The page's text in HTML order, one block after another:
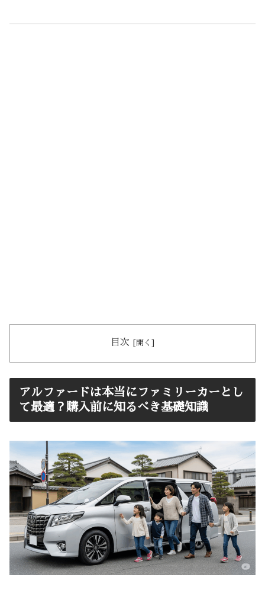
目次
アルファードは本当にファミリーカーとし
て最適？購入前に知るべき基礎知識